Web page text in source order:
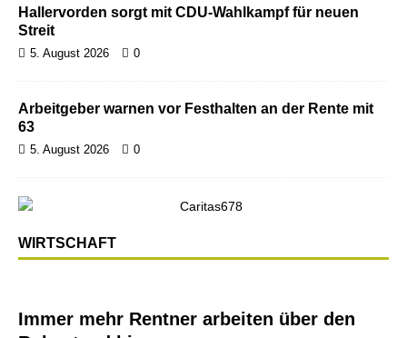
Hallervorden sorgt mit CDU-Wahlkampf für neuen
Streit
5. August 2026 0
Arbeitgeber warnen vor Festhalten an der Rente mit
63
5. August 2026 0
WIRTSCHAFT
Immer mehr Rentner arbeiten über den